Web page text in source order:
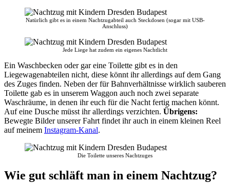
Natürlich gibt es in einem Nachtzugabteil auch Steckdosen (sogar mit USB-
Anschluss)
Jede Liege hat zudem ein eigenes Nachtlicht
Ein Waschbecken oder gar eine Toilette gibt es in den
Liegewagenabteilen nicht, diese könnt ihr allerdings auf dem Gang
des Zuges finden. Neben der für Bahnverhältnisse wirklich sauberen
Toilette gab es in unserem Waggon auch noch zwei separate
Waschräume, in denen ihr euch für die Nacht fertig machen könnt.
Auf eine Dusche müsst ihr allerdings verzichten. Übrigens:
Bewegte Bilder unserer Fahrt findet ihr auch in einem kleinen Reel
auf meinem Instagram-Kanal.
Die Toilette unseres Nachtzuges
Wie gut schläft man in einem Nachtzug?